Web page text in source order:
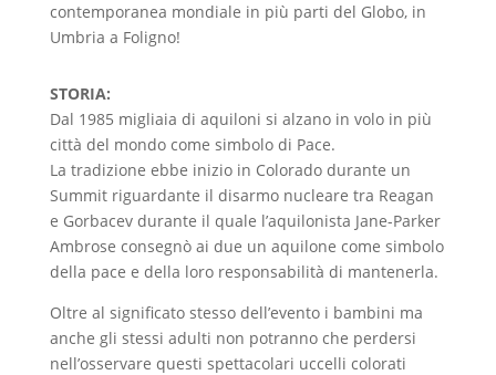
contemporanea mondiale in più parti del Globo, in
Umbria a Foligno!
STORIA:
Dal 1985 migliaia di aquiloni si alzano in volo in più
città del mondo come simbolo di Pace.
La tradizione ebbe inizio in Colorado durante un
Summit riguardante il disarmo nucleare tra Reagan
e Gorbacev durante il quale l’aquilonista Jane-Parker
Ambrose consegnò ai due un aquilone come simbolo
della pace e della loro responsabilità di mantenerla.
Oltre al significato stesso dell’evento i bambini ma
anche gli stessi adulti non potranno che perdersi
nell’osservare questi spettacolari uccelli colorati